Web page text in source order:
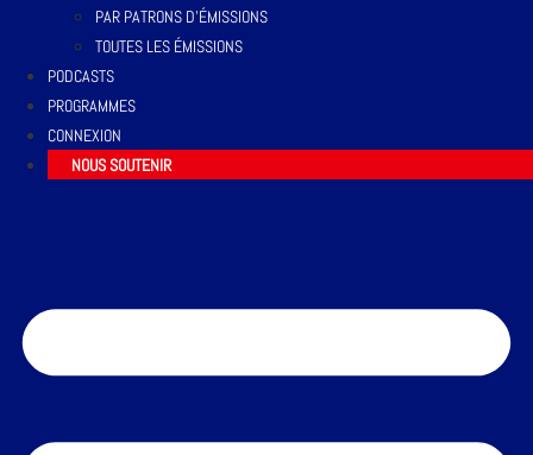
PAR PATRONS D’ÉMISSIONS
TOUTES LES ÉMISSIONS
PODCASTS
PROGRAMMES
CONNEXION
NOUS SOUTENIR